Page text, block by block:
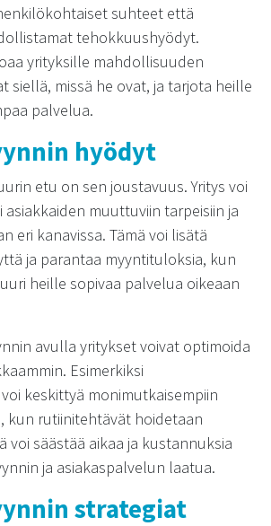
suhteet että
tehokkuushyödyt.
yrityksille mahdollisuuden
siellä, missä he ovat, ja tarjota heille
palvelua.
hyödyt
etu on sen joustavuus. Yritys voi
asiakkaiden muuttuviin tarpeisiin ja
eri kanavissa. Tämä voi lisätä
ja parantaa myyntituloksia, kun
heille sopivaa palvelua oikeaan
avulla yritykset voivat optimoida
Esimerkiksi
keskittyä monimutkaisempiin
kun rutiinitehtävät hoidetaan
voi säästää aikaa ja kustannuksia
ja asiakaspalvelun laatua.
strategiat